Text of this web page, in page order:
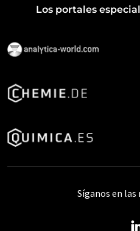
Los portales
Síganos en las